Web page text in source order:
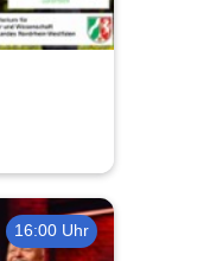
16:00 Uhr